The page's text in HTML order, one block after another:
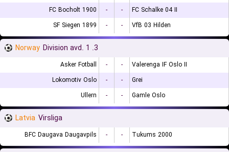
FC Bocholt 1900
- -
FC Schalke 04 II
SF Siegen 1899
- - VfB 03 Hilden
Norway 3. Division avd. 1
Asker Fotball - -
Valerenga IF Oslo II
Lokomotiv Oslo
- -
Grei
Ullern
- - Gamle Oslo
Latvia Virsliga
BFC Daugava Daugavpils - - Tukums 2000